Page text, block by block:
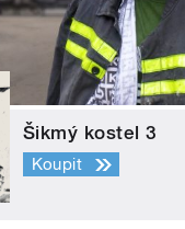
Šikmý kostel 3
Koupit